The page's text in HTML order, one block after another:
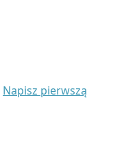
Napisz pierwszą